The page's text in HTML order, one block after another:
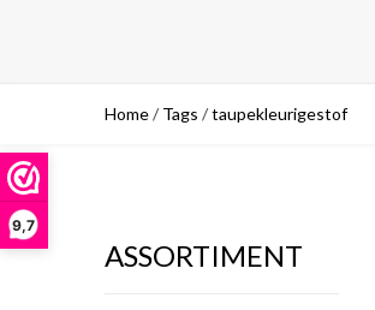
9,7
Home/ Tags /taupekleurigestof
ASSORTIMENT